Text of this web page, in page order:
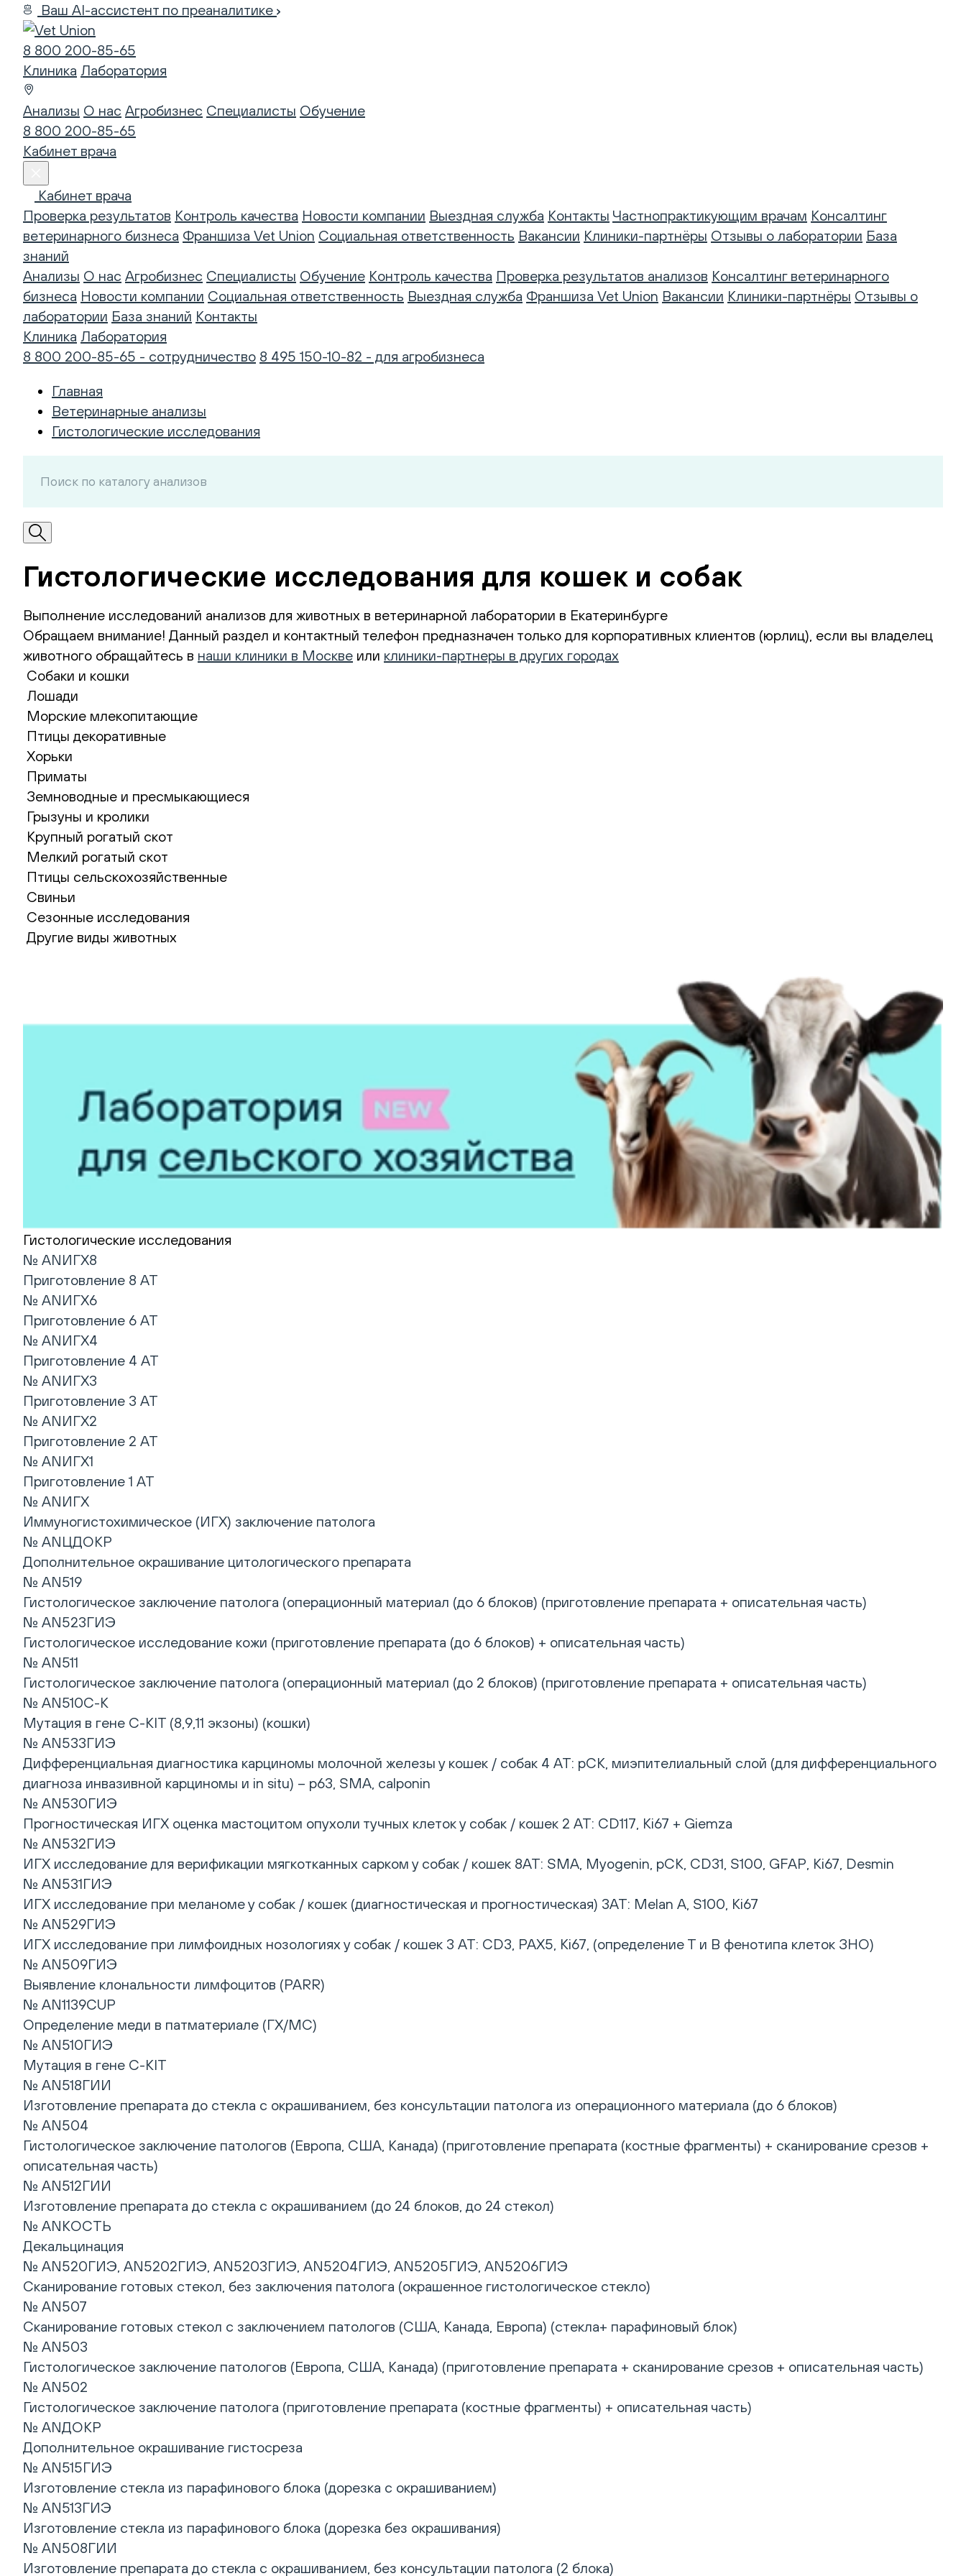
Ваш AI-ассистент по преаналитике
8 800 200-85-65
Клиника Лаборатория
Анализы О нас Агробизнес Специалисты Обучение
8 800 200-85-65
Кабинет врача
Кабинет врача
Проверка результатов Контроль качества Новости компании Выездная служба Контакты Частнопрактикующим врачам Консалтинг
ветеринарного бизнеса Франшиза Vet Union Социальная ответственность Вакансии Клиники-партнёры Отзывы о лаборатории База
знаний
Анализы О нас Агробизнес Специалисты Обучение Контроль качества Проверка результатов анализов Консалтинг ветеринарного
бизнеса Новости компании Социальная ответственность Выездная служба Франшиза Vet Union Вакансии Клиники-партнёры Отзывы о
лаборатории База знаний Контакты
Клиника Лаборатория
8 800 200-85-65 - сотрудничество 8 495 150-10-82 - для агробизнеса
Главная
Ветеринарные анализы
Гистологические исследования
Гистологические исследования для кошек и собак
Выполнение исследований анализов для животных в ветеринарной лаборатории в Екатеринбурге
Обращаем внимание! Данный раздел и контактный телефон предназначен только для корпоративных клиентов (юрлиц), если вы владелец
животного обращайтесь в наши клиники в Москве или клиники-партнеры в других городах
Собаки и кошки
Лошади
Морские млекопитающие
Птицы декоративные
Хорьки
Приматы
Земноводные и пресмыкающиеся
Грызуны и кролики
Крупный рогатый скот
Мелкий рогатый скот
Птицы сельскохозяйственные
Свиньи
Сезонные исследования
Другие виды животных
Гистологические исследования
№ ANИГХ8
Приготовление 8 АТ
№ ANИГХ6
Приготовление 6 АТ
№ ANИГХ4
Приготовление 4 АТ
№ ANИГХ3
Приготовление 3 АТ
№ ANИГХ2
Приготовление 2 АТ
№ ANИГХ1
Приготовление 1 АТ
№ ANИГХ
Иммуногистохимическое (ИГХ) заключение патолога
№ ANЦДОКР
Дополнительное окрашивание цитологического препарата
№ AN519
Гистологическое заключение патолога (операционный материал (до 6 блоков) (приготовление препарата + описательная часть)
№ AN523ГИЭ
Гистологическое исследование кожи (приготовление препарата (до 6 блоков) + описательная часть)
№ AN511
Гистологическое заключение патолога (операционный материал (до 2 блоков) (приготовление препарата + описательная часть)
№ AN510C-K
Мутация в гене C-KIT (8,9,11 экзоны) (кошки)
№ AN533ГИЭ
Дифференциальная диагностика карциномы молочной железы у кошек / собак 4 АТ: pCK, миэпителиальный слой (для дифференциального
диагноза инвазивной карциномы и in situ) – p63, SMA, calponin
№ AN530ГИЭ
Прогностическая ИГХ оценка мастоцитом опухоли тучных клеток у собак / кошек 2 АТ: CD117, Ki67 + Giemza
№ AN532ГИЭ
ИГХ исследование для верификации мягкотканных сарком у собак / кошек 8АТ: SMA, Myogenin, pCK, CD31, S100, GFAP, Ki67, Desmin
№ AN531ГИЭ
ИГХ исследование при меланоме у собак / кошек (диагностическая и прогностическая) 3АТ: Melan A, S100, Ki67
№ AN529ГИЭ
ИГХ исследование при лимфоидных нозологиях у собак / кошек 3 АТ: CD3, PAX5, Ki67, (определение Т и В фенотипа клеток ЗНО)
№ AN509ГИЭ
Выявление клональности лимфоцитов (PARR)
№ AN1139CUP
Определение меди в патматериале (ГХ/МС)
№ AN510ГИЭ
Мутация в гене C-KIT
№ AN518ГИИ
Изготовление препарата до стекла с окрашиванием, без консультации патолога из операционного материала (до 6 блоков)
№ AN504
Гистологическое заключение патологов (Европа, США, Канада) (приготовление препарата (костные фрагменты) + сканирование срезов +
описательная часть)
№ AN512ГИИ
Изготовление препарата до стекла с окрашиванием (до 24 блоков, до 24 стекол)
№ ANКОСТЬ
Декальцинация
№ AN520ГИЭ, AN5202ГИЭ, AN5203ГИЭ, AN5204ГИЭ, AN5205ГИЭ, AN5206ГИЭ
Сканирование готовых стекол, без заключения патолога (окрашенное гистологическое стекло)
№ AN507
Сканирование готовых стекол с заключением патологов (США, Канада, Европа) (стекла+ парафиновый блок)
№ AN503
Гистологическое заключение патологов (Европа, США, Канада) (приготовление препарата + сканирование срезов + описательная часть)
№ AN502
Гистологическое заключение патолога (приготовление препарата (костные фрагменты) + описательная часть)
№ ANДОКР
Дополнительное окрашивание гистосреза
№ AN515ГИЭ
Изготовление стекла из парафинового блока (дорезка с окрашиванием)
№ AN513ГИЭ
Изготовление стекла из парафинового блока (дорезка без окрашивания)
№ AN508ГИИ
Изготовление препарата до стекла с окрашиванием, без консультации патолога (2 блока)